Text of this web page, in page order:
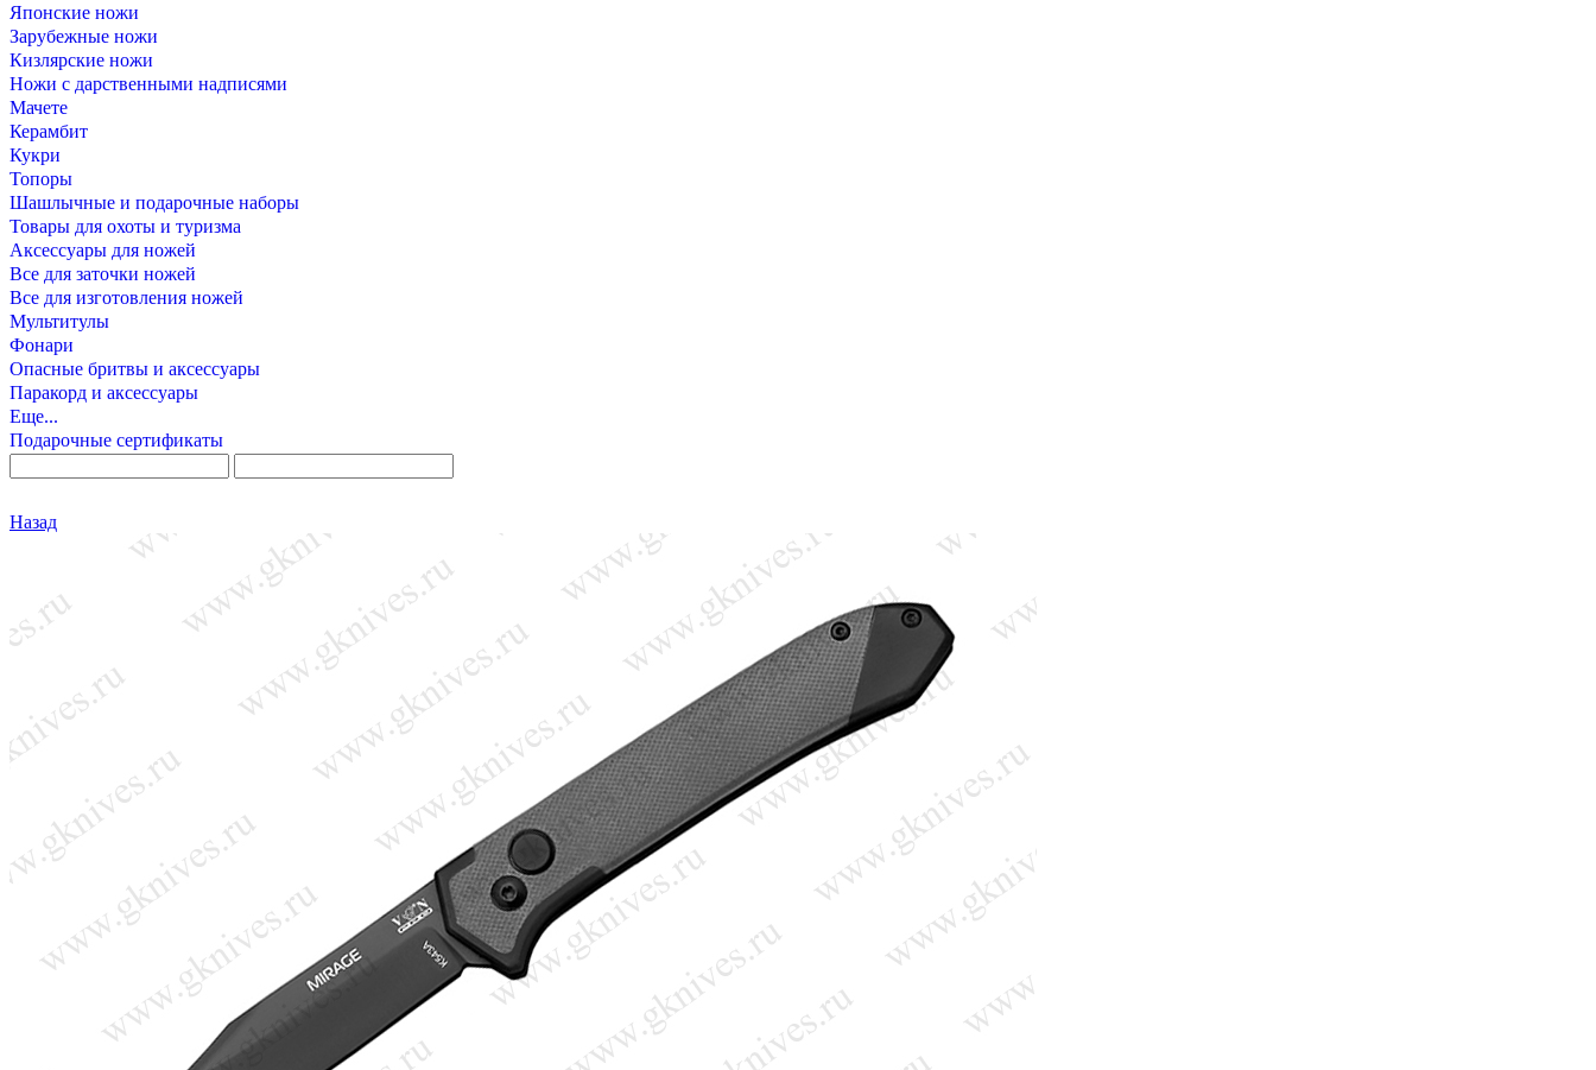
Японские ножи
Зарубежные ножи
Кизлярские ножи
Ножи с дарственными надписями
Мачете
Керамбит
Кукри
Топоры
Шашлычные и подарочные наборы
Товары для охоты и туризма
Аксессуары для ножей
Все для заточки ножей
Все для изготовления ножей
Мультитулы
Фонари
Опасные бритвы и аксессуары
Паракорд и аксессуары
Еще...
Подарочные сертификаты
Назад